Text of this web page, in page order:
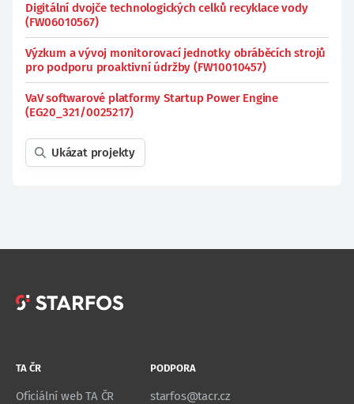
Digitální dvojče technologických celků recyklace vody
(FW06010567)
Výzkum a vývoj monitorovací jednotky obráběcích strojů
pro podporu proaktivní údržby (FW10010457)
VaV softwarové platformy Startup Power Engine
(EG20_321/0025217)
Ukázat projekty
TA ČR
Oficiální web TA ČR
PODPORA
starfos@tacr.cz